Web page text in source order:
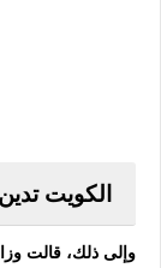
الكويت
وإلى ذلك، قالت